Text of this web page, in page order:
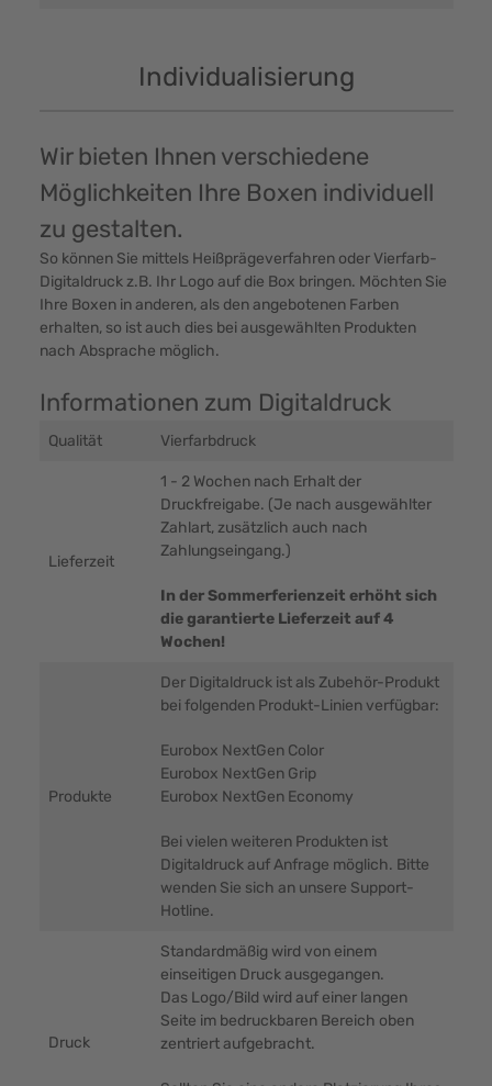
Individualisierung
Wir bieten Ihnen verschiedene
Möglichkeiten Ihre Boxen individuell
zu gestalten.
So können Sie mittels Heißprägeverfahren oder Vierfarb-
Digitaldruck z.B. Ihr Logo auf die Box bringen. Möchten Sie
Ihre Boxen in anderen, als den angebotenen Farben
erhalten, so ist auch dies bei ausgewählten Produkten
nach Absprache möglich.
Informationen zum Digitaldruck
Qualität Vierfarbdruck
Lieferzeit
1 - 2 Wochen nach Erhalt der
Druckfreigabe. (Je nach ausgewählter
Zahlart, zusätzlich auch nach
Zahlungseingang.)
In der Sommerferienzeit erhöht sich
die garantierte Lieferzeit auf 4
Wochen!
Produkte
Der Digitaldruck ist als Zubehör-Produkt
bei folgenden Produkt-Linien verfügbar:
Eurobox NextGen Color
Eurobox NextGen Grip
Eurobox NextGen Economy
Bei vielen weiteren Produkten ist
Digitaldruck auf Anfrage möglich. Bitte
wenden Sie sich an unsere Support-
Hotline.
Druck
Standardmäßig wird von einem
einseitigen Druck ausgegangen.
Das Logo/Bild wird auf einer langen
Seite im bedruckbaren Bereich oben
zentriert aufgebracht.